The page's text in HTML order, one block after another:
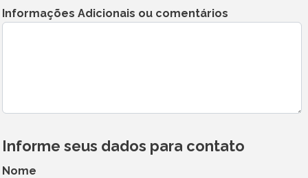
Informações Adicionais ou comentários
Informe seus dados para contato
Nome